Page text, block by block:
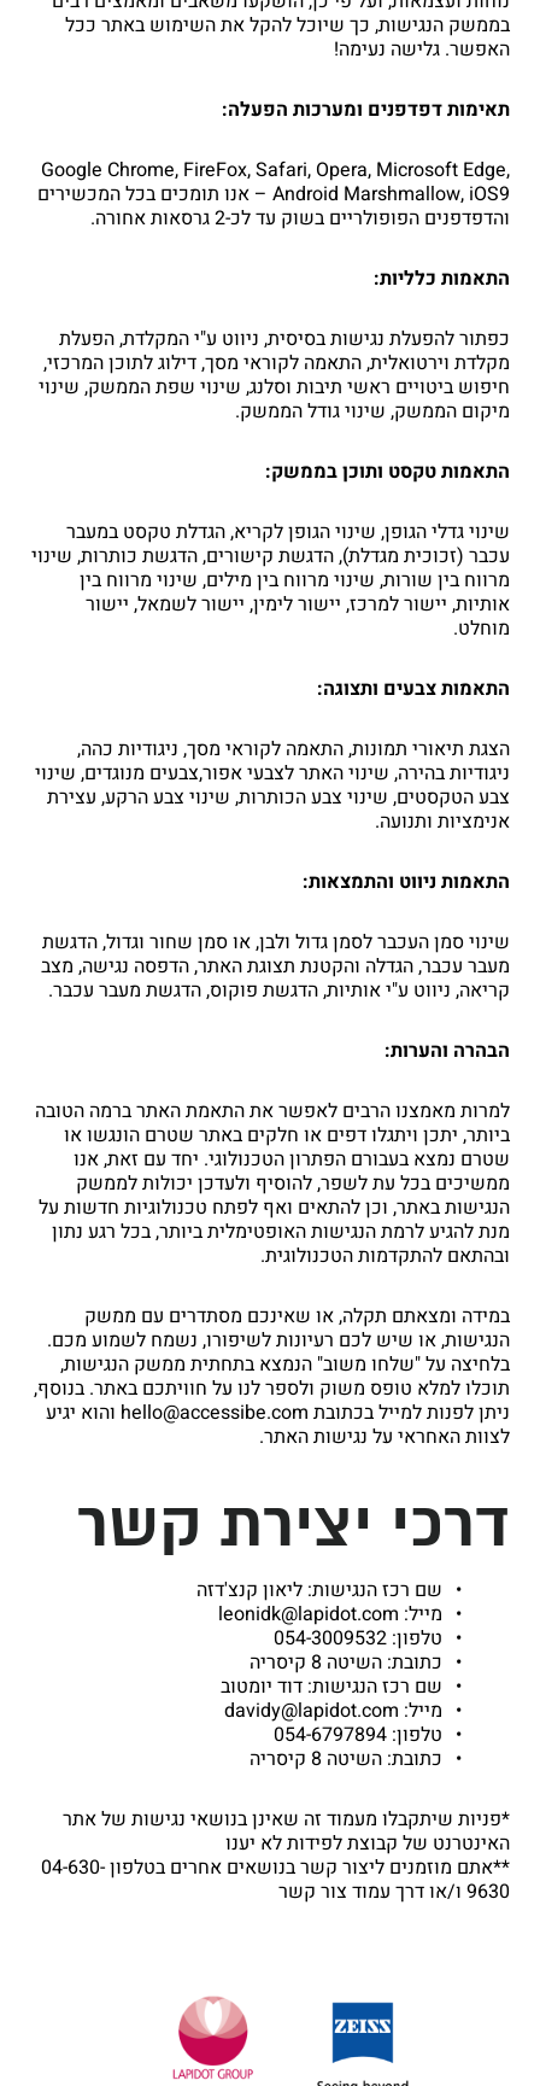
בממשק הנגישות, כך שיוכל להקל את השימוש באתר ככל
האפשר. גלישה נעימה!
תאימות דפדפנים ומערכות הפעלה:
Google Chrome, FireFox, Safari, Opera, Microsoft Edge,
Android Marshmallow, iOS9 – אנו תומכים בכל המכשירים
והדפדפנים הפופולריים בשוק עד לכ-2 גרסאות אחורה.
התאמות כלליות:
כפתור להפעלת נגישות בסיסית, ניווט ע"י המקלדת, הפעלת
מקלדת וירטואלית, התאמה לקוראי מסך, דילוג לתוכן המרכזי,
חיפוש ביטויים ראשי תיבות וסלנג, שינוי שפת הממשק, שינוי
מיקום הממשק, שינוי גודל הממשק.
התאמות טקסט ותוכן בממשק:
שינוי גדלי הגופן, שינוי הגופן לקריא, הגדלת טקסט במעבר
עכבר (זכוכית מגדלת), הדגשת קישורים, הדגשת כותרות, שינוי
מרווח בין שורות, שינוי מרווח בין מילים, שינוי מרווח בין
אותיות, יישור למרכז, יישור לימין, יישור לשמאל, יישור
מוחלט.
התאמות צבעים ותצוגה:
הצגת תיאורי תמונות, התאמה לקוראי מסך, ניגודיות כהה,
ניגודיות בהירה, שינוי האתר לצבעי אפור,צבעים מנוגדים, שינוי
צבע הטקסטים, שינוי צבע הכותרות, שינוי צבע הרקע, עצירת
אנימציות ותנועה.
התאמות ניווט והתמצאות:
שינוי סמן העכבר לסמן גדול ולבן, או סמן שחור וגדול, הדגשת
מעבר עכבר, הגדלה והקטנת תצוגת האתר, הדפסה נגישה, מצב
קריאה, ניווט ע"י אותיות, הדגשת פוקוס, הדגשת מעבר עכבר.
הבהרה והערות:
למרות מאמצנו הרבים לאפשר את התאמת האתר ברמה הטובה
ביותר, יתכן ויתגלו דפים או חלקים באתר שטרם הונגשו או
שטרם נמצא בעבורם הפתרון הטכנולוגי. יחד עם זאת, אנו
ממשיכים בכל עת לשפר, להוסיף ולעדכן יכולות לממשק
הנגישות באתר, וכן להתאים ואף לפתח טכנולוגיות חדשות על
מנת להגיע לרמת הנגישות האופטימלית ביותר, בכל רגע נתון
ובהתאם להתקדמות הטכנולוגית.
במידה ומצאתם תקלה, או שאינכם מסתדרים עם ממשק
הנגישות, או שיש לכם רעיונות לשיפורו, נשמח לשמוע מכם.
בלחיצה על "שלחו משוב" הנמצא בתחתית ממשק הנגישות,
תוכלו למלא טופס משוק ולספר לנו על חוויתכם באתר. בנוסף,
ניתן לפנות למייל בכתובת hello@accessibe.com והוא יגיע
לצוות האחראי על נגישות האתר.
דרכי יצירת קשר
שם רכז הנגישות: ליאון קנצ'דזה
מייל: leonidk@lapidot.com
טלפון: 054-3009532
כתובת: השיטה 8 קיסריה
שם רכז הנגישות: דוד יומטוב
מייל: davidy@lapidot.com
טלפון: 054-6797894
כתובת: השיטה 8 קיסריה
*פניות שיתקבלו מעמוד זה שאינן בנושאי נגישות של אתר
האינטרנט של קבוצת לפידות לא יענו
**אתם מוזמנים ליצור קשר בנושאים אחרים בטלפון 04-630-
9630 ו/או דרך עמוד צור קשר